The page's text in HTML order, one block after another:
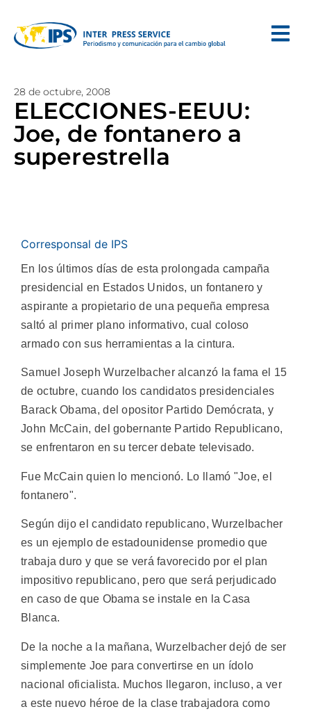
28 de octubre, 2008
ELECCIONES-EEUU:
Joe, de fontanero a
superestrella
Corresponsal de IPS
En los últimos días de esta prolongada campaña
presidencial en Estados Unidos, un fontanero y
aspirante a propietario de una pequeña empresa
saltó al primer plano informativo, cual coloso
armado con sus herramientas a la cintura.
Samuel Joseph Wurzelbacher alcanzó la fama el 15
de octubre, cuando los candidatos presidenciales
Barack Obama, del opositor Partido Demócrata, y
John McCain, del gobernante Partido Republicano,
se enfrentaron en su tercer debate televisado.
Fue McCain quien lo mencionó. Lo llamó "Joe, el
fontanero".
Según dijo el candidato republicano, Wurzelbacher
es un ejemplo de estadounidense promedio que
trabaja duro y que se verá favorecido por el plan
impositivo republicano, pero que será perjudicado
en caso de que Obama se instale en la Casa
Blanca.
De la noche a la mañana, Wurzelbacher dejó de ser
simplemente Joe para convertirse en un ídolo
nacional oficialista. Muchos llegaron, incluso, a ver
a este nuevo héroe de la clase trabajadora como